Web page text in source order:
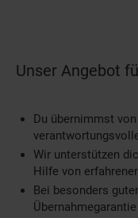
Unser Angebot
Du übernimmst
Wir unterstützen
Hilfe von
Bei besonders
Übernahmegarantie